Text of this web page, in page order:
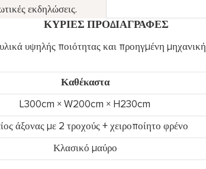
εκδηλώσεις.
ΚΎΡΙΕΣ ΠΡΟΔΙΑΓΡΑΦΈΣ
υψηλής ποιότητας και προηγμένη μηχανική
Καθέκαστα
L300cm × W200cm × H230cm
άξονας με 2 τροχούς + χειροποίητο φρένο
Κλασικό μαύρο